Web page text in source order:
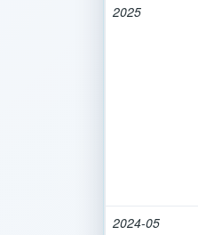
2025
2024-05